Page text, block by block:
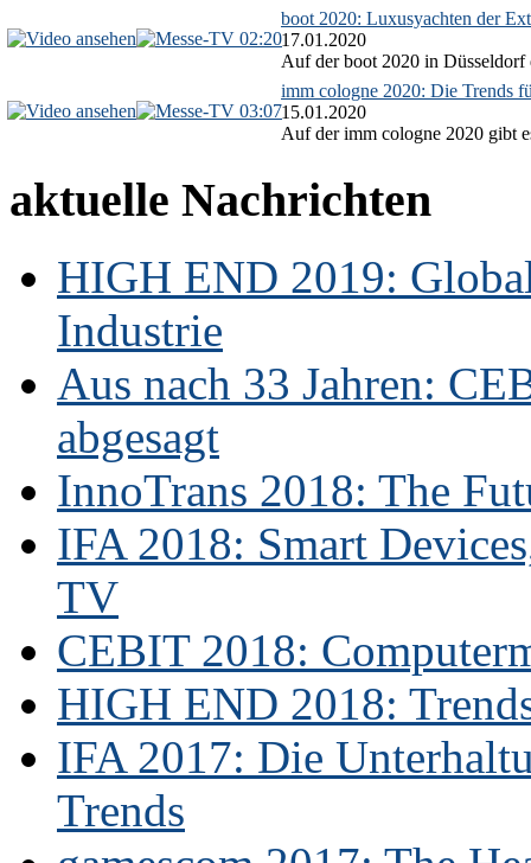
02:20
boot 2020: Luxusyachten der
17.01.2020
Auf der boot 2020 in Düsseldorf
03:07
imm cologne 2020: Die Trends
15.01.2020
Auf der imm cologne 2020 gibt
aktuelle Nachrichten
HIGH END 2019:
Industrie
Aus nach 33 Jahren:
abgesagt
InnoTrans 2018: The
IFA 2018: Smart
TV
CEBIT 2018:
HIGH END 2018:
IFA 2017: Die
Trends